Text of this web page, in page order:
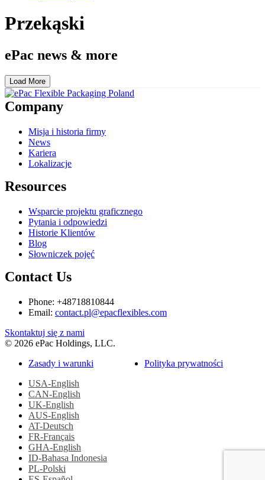
Przekąski
ePac news & more
Load More
Company
Misja i historia firmy
News
Kariera
Lokalizacje
Resources
Wsparcie projektu graficznego
Pytania i odpowiedzi
Historie Klientów
Blog
Słowniczek pojęć
Contact Us
Phone: +48718810844
Email: contact.pl@epacflexibles.com
facebook
youtube
linkedin
instagram
Skontaktuj się z nami
© 2026 ePac Holdings, LLC.
Zasady i warunki
Polityka prywatności
USA-English
CAN-English
UK-English
AUS-English
AT-Deutsch
FR-Français
GHA-English
ID-Bahasa Indonesia
PL-Polski